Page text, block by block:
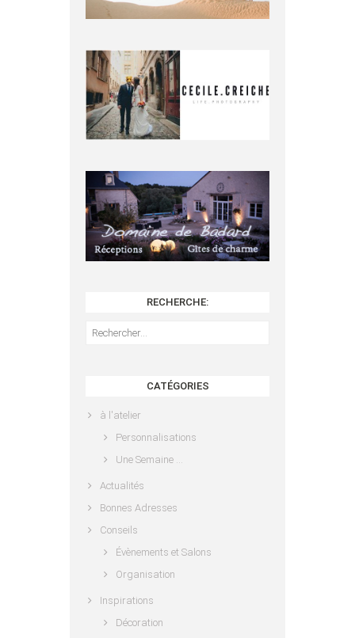
RECHERCHE:
Rechercher :
CATÉGORIES
à l'atelier
Personnalisations
Une Semaine …
Actualités
Bonnes Adresses
Conseils
Évènements et Salons
Organisation
Inspirations
Décoration